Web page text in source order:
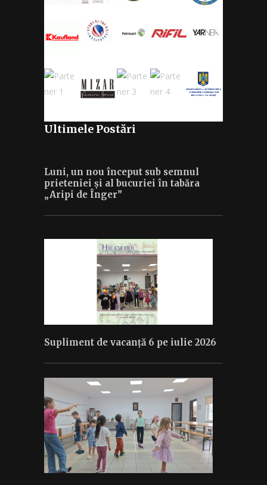
Ultimele Postări
Luni, un nou început sub semnul
prieteniei și al bucuriei în tabăra
„Aripi de Înger”
Supliment de vacanță 6 pe iulie 2026